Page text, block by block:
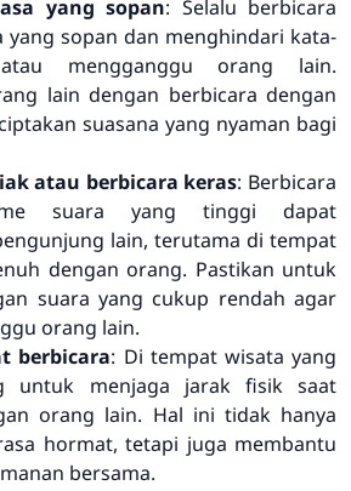
yang sopan: Selalu berbicara
yang sopan dan menghindari kata-
mengganggu orang lain.
lain dengan berbicara dengan
suasana yang nyaman bagi
atau berbicara keras: Berbicara
suara yang tinggi dapat
lain, terutama di tempat
dengan orang. Pastikan untuk
suara yang cukup rendah agar
orang lain.
berbicara: Di tempat wisata yang
untuk menjaga jarak fisik saat
orang lain. Hal ini tidak hanya
hormat, tetapi juga membantu
bersama.